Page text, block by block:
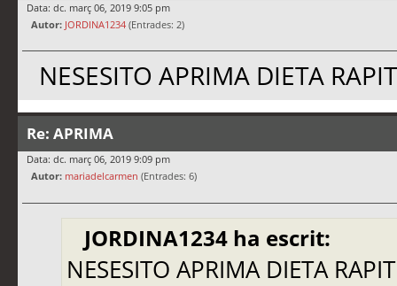
Data: dc. març 06, 2019 9:05 pm
Autor: JORDINA1234 (Entrades: 2)
NESESITO APRIMA DIETA RAPIT
Re: APRIMA
Data: dc. març 06, 2019 9:09 pm
Autor: mariadelcarmen (Entrades: 6)
JORDINA1234 ha escrit:
NESESITO APRIMA DIETA RAPIT